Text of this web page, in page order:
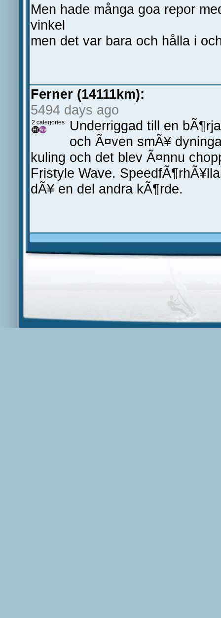
Men hade många goa repor
vinkel
men det var bara och hålla i
Ferner (14111km):
5494 days ago
2 categories
Underriggad till en
och Ã¤ven smÃ¥
kuling och det blev Ã¤nnu
Fristyle Wave.
dÃ¥ en del andra kÃ¶rde.